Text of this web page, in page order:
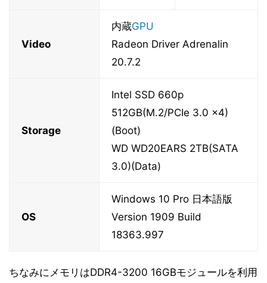
Video
内蔵GPU
Radeon Driver Adrenalin
20.7.2
Storage
Intel SSD 660p
512GB(M.2/PCIe 3.0 x4)
(Boot)
WD WD20EARS 2TB(SATA
3.0)(Data)
OS
Windows 10 Pro 日本語版
Version 1909 Build
18363.997
ちなみにメモリはDDR4-3200 16GBモジュールを利用